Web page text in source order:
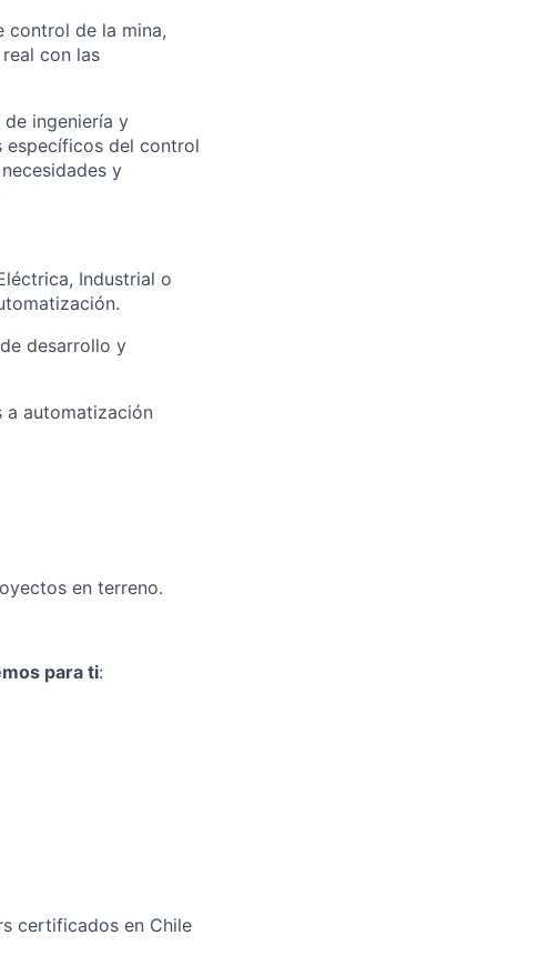
control de la mina,
con las
ingeniería y
específicos del control
y
Industrial o
desarrollo y
a automatización
en terreno.
para ti:
certificados en Chile